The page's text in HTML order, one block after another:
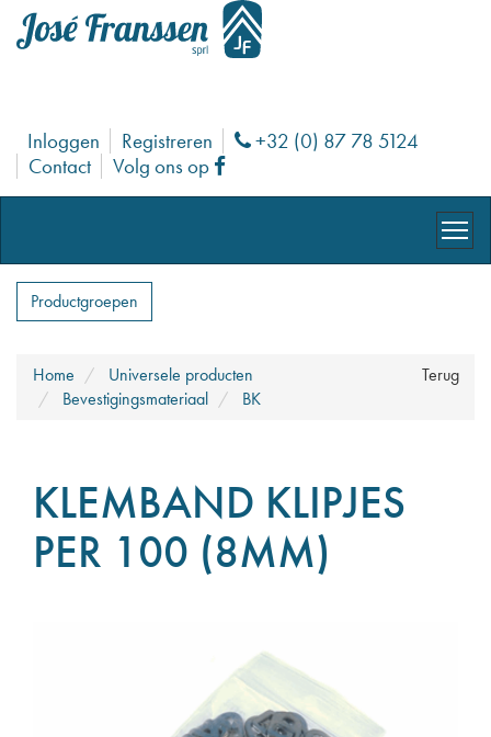
Inloggen Registreren Phone
+32 (0) 87 78 5124
Contact
Volg ons op Facebook
Productgroepen
Terug
Home
Universele producten
Bevestigingsmateriaal
BK
KLEMBAND KLIPJES
PER 100 (8MM)